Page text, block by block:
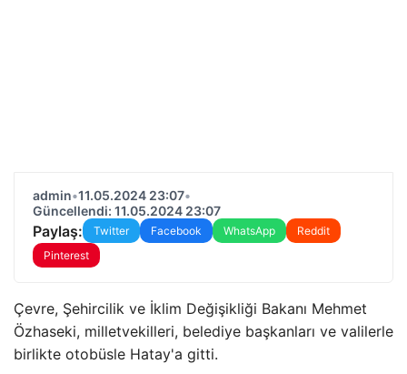
admin•11.05.2024 23:07•
Güncellendi: 11.05.2024 23:07
Paylaş: Twitter Facebook WhatsApp
Reddit
Pinterest
Çevre, Şehircilik ve İklim Değişikliği Bakanı Mehmet
Özhaseki, milletvekilleri, belediye başkanları ve valilerle
birlikte otobüsle Hatay'a gitti.